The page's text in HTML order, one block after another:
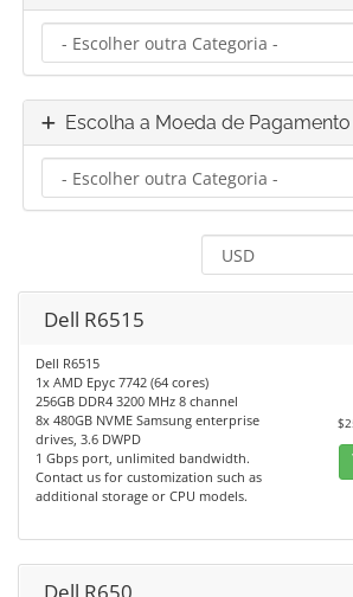
Escolha a Moeda de Pagamento
Dell R6515
Dell R6515
1x AMD Epyc 7742 (64 cores)
256GB DDR4 3200 MHz 8 channel
8x 480GB NVME Samsung enterprise
drives, 3.6 DWPD
1 Gbps port, unlimited bandwidth.
Contact us for customization such as
additional storage or CPU models.